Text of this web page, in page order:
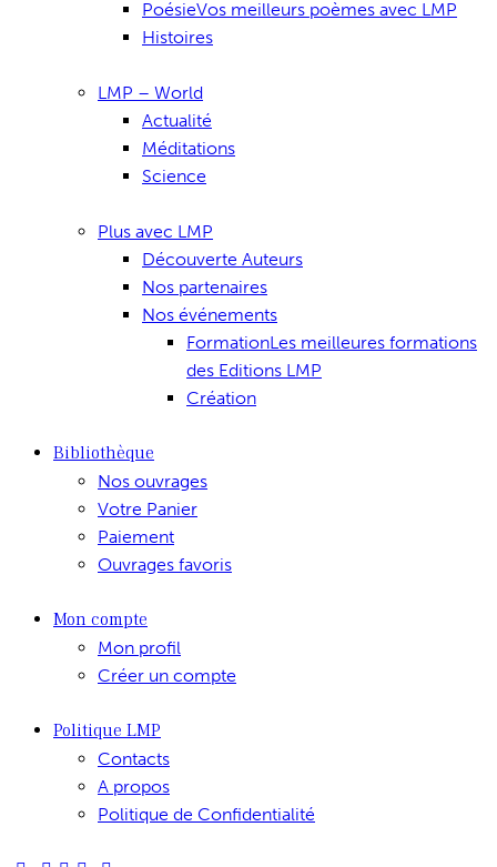
PoésieVos meilleurs poèmes avec LMP
Histoires
LMP – World
Actualité
Méditations
Science
Plus avec LMP
Découverte Auteurs
Nos partenaires
Nos événements
FormationLes meilleures formations
des Editions LMP
Création
Bibliothèque
Nos ouvrages
Votre Panier
Paiement
Ouvrages favoris
Mon compte
Mon profil
Créer un compte
Politique LMP
Contacts
A propos
Politique de Confidentialité